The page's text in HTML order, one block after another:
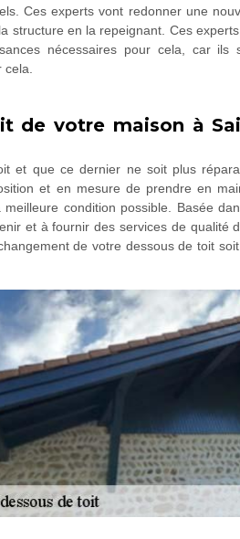
Ces experts vont redonner une
structure en la repeignant. Ces
nécessaires pour cela, car ils
de votre maison à
et que ce dernier ne soit plus
et en mesure de prendre en
condition possible. Basée
et à fournir des services de qualité
de votre dessous de toit